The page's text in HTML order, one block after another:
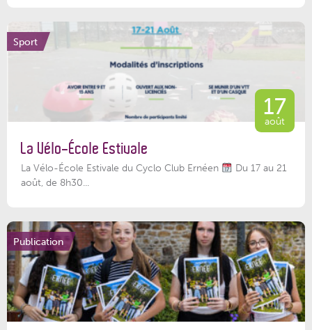
Sport
17
août
La Vélo-École Estivale
La Vélo-École Estivale du Cyclo Club Ernéen
Du 17 au 21
août, de 8h30...
Publication